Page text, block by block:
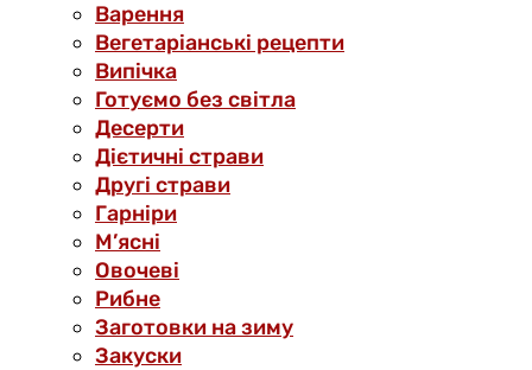
Варення
Вегетаріанські рецепти
Випічка
Готуємо без світла
Десерти
Дієтичні страви
Другі страви
Гарніри
М’ясні
Овочеві
Рибне
Заготовки на зиму
Закуски